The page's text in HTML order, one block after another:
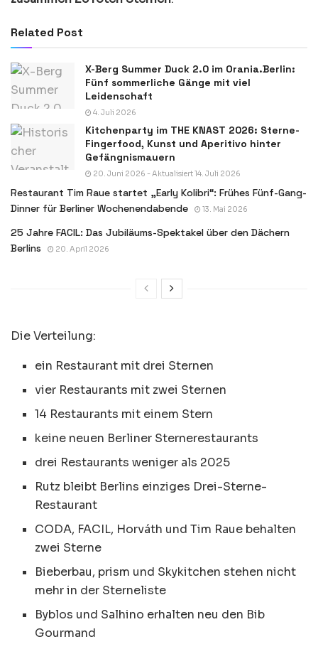
Related Post
X-Berg Summer Duck 2.0 im Orania.Berlin:
Fünf sommerliche Gänge mit viel
Leidenschaft
4. Juli 2026
Kitchenparty im THE KNAST 2026: Sterne-
Fingerfood, Kunst und Aperitivo hinter
Gefängnismauern
20. Juni 2026 - Aktualisiert 14. Juli 2026
Restaurant Tim Raue startet „Early Kolibri“: Frühes Fünf-Gang-
Dinner für Berliner Wochenendabende
13. Mai 2026
25 Jahre FACIL: Das Jubiläums-Spektakel über den Dächern
Berlins
20. April 2026
Die Verteilung:
ein Restaurant mit drei Sternen
vier Restaurants mit zwei Sternen
14 Restaurants mit einem Stern
keine neuen Berliner Sternerestaurants
drei Restaurants weniger als 2025
Rutz bleibt Berlins einziges Drei-Sterne-
Restaurant
CODA, FACIL, Horváth und Tim Raue behalten
zwei Sterne
Bieberbau, prism und Skykitchen stehen nicht
mehr in der Sterneliste
Byblos und Salhino erhalten neu den Bib
Gourmand